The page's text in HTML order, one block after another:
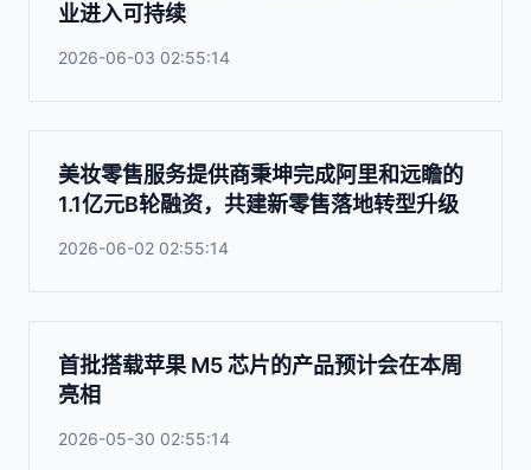
业进入可持续
2026-06-03 02:55:14
美妆零售服务提供商秉坤完成阿里和远瞻的
1.1亿元B轮融资，共建新零售落地转型升级
2026-06-02 02:55:14
首批搭载苹果 M5 芯片的产品预计会在本周
亮相
2026-05-30 02:55:14